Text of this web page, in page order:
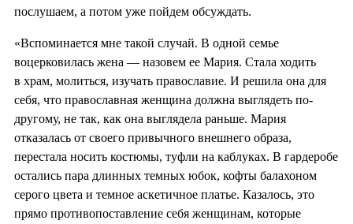
послушаем, а потом уже пойдем обсуждать.
«Вспоминается мне такой случай. В одной семье
воцерковилась жена — назовем ее Мария. Стала ходить
в храм, молиться, изучать православие. И решила она для
себя, что православная женщина должна выглядеть по-
другому, не так, как она выглядела раньше. Мария
отказалась от своего привычного внешнего образа,
перестала носить костюмы, туфли на каблуках. В гардеробе
остались пара длинных темных юбок, кофты балахоном
серого цвета и темное аскетичное платье. Казалось, это
прямо противопоставление себя женщинам, которые